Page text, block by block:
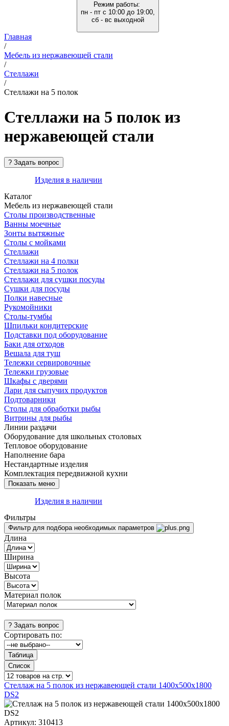
Режим работы:
пн - пт с 10:00 до 19:00,
сб - вс выходной
Главная
/
Мебель из нержавеющей стали
/
Стеллажи
/
Стеллажи на 5 полок
Стеллажи на 5 полок из
нержавеющей стали
Изделия в наличии
Каталог
Мебель из нержавеющей стали
Столы производственные
Ванны моечные
Зонты вытяжные
Столы с мойками
Стеллажи
Стеллажи на 4 полки
Стеллажи на 5 полок
Стеллажи для сушки посуды
Сушки для посуды
Полки навесные
Рукомойники
Столы-тумбы
Шпильки кондитерские
Подставки под оборудование
Баки для отходов
Вешала для туш
Тележки сервировочные
Тележки грузовые
Шкафы с дверями
Лари для сыпучих продуктов
Подтоварники
Столы для обработки рыбы
Витрины для рыбы
Линии раздачи
Оборудование для школьных столовых
Тепловое оборудование
Наполнение бара
Нестандартные изделия
Комплектация передвижной кухни
Изделия в наличии
Фильтры
Фильтр для подбора необходимых параметров
Длина
Ширина
Высота
Материал полок
Сортировать по:
Стеллаж на 5 полок из нержавеющей стали 1400х500х1800
DS2
Артикул: 310413